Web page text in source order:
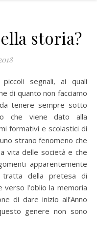
storia?
di quanto non facciamo
tenere sempre sotto
che viene dato alla
formativi e scolastici di
strano fenomeno che
vita delle società e che
apparentemente
tratta della pretesa di
l’oblio la memoria
di dare inizio all’Anno
genere non sono